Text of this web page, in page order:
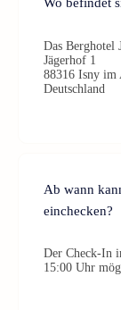
Das Berghotel
Jägerhof 1
88316 Isny im
Deutschland
Ab wann
einchecken?
Der Check-In
15:00 Uhr